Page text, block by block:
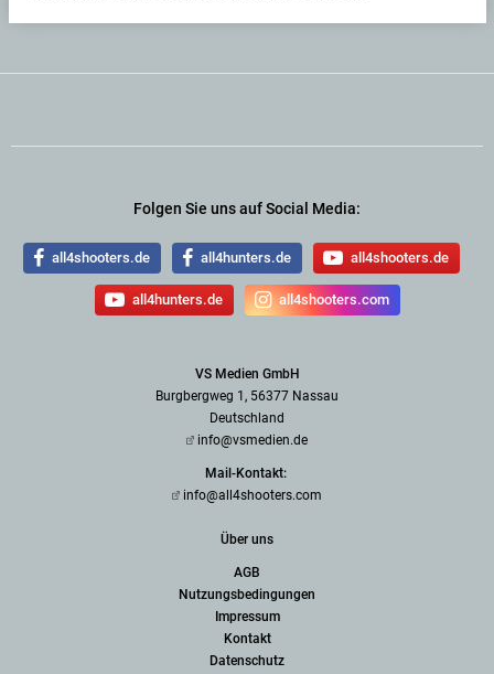
Folgen Sie uns auf Social Media:
all4shooters.de all4hunters.de all4shooters.de
all4hunters.de all4shooters.com
VS Medien GmbH
Burgbergweg 1, 56377 Nassau
Deutschland
info@vsmedien.de
Mail-Kontakt:
info@all4shooters.com
Über uns
AGB
Nutzungsbedingungen
Impressum
Kontakt
Datenschutz